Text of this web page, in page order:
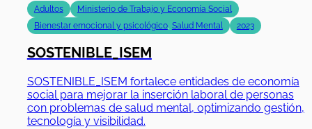
Adultos
Ministerio de Trabajo y Economía Social
Bienestar emocional y psicológico, Salud Mental 2023
SOSTENIBLE_ISEM
SOSTENIBLE_ISEM fortalece entidades de economía
social para mejorar la inserción laboral de personas
con problemas de salud mental, optimizando gestión,
tecnología y visibilidad.